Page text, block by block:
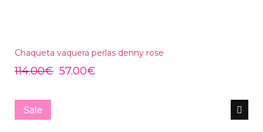
Chaqueta vaquera perlas denny rose
114.00€ 57.00€
Sale